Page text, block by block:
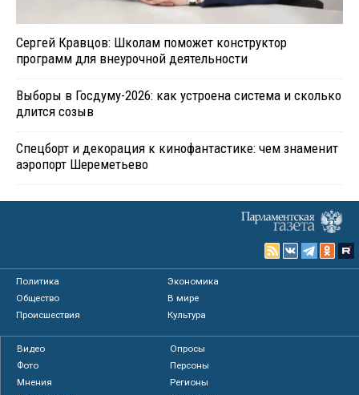
Сергей Кравцов: Школам поможет конструктор
программ для внеурочной деятельности
Выборы в Госдуму-2026: как устроена система и сколько
длится созыв
Спецборт и декорация к кинофантастике: чем знаменит
аэропорт Шереметьево
Политика
Экономика
Общество
В мире
Происшествия
Культура
Видео
Опросы
Фото
Персоны
Мнения
Регионы